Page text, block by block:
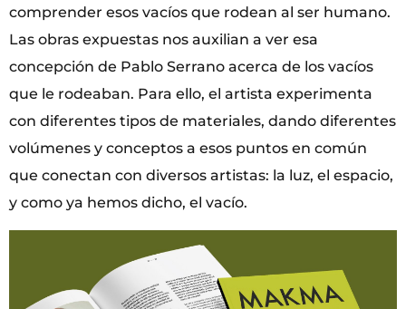
comprender esos vacíos que rodean al ser humano.
Las obras expuestas nos auxilian a ver esa
concepción de Pablo Serrano acerca de los vacíos
que le rodeaban. Para ello, el artista experimenta
con diferentes tipos de materiales, dando diferentes
volúmenes y conceptos a esos puntos en común
que conectan con diversos artistas: la luz, el espacio,
y como ya hemos dicho, el vacío.